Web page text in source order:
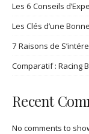
Les 6 Conseils
Les Clés d’une
7 Raisons de
Comparatif : Racing
Recent
No comments to